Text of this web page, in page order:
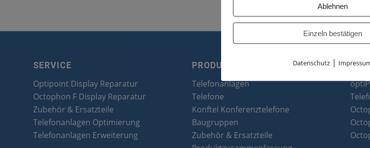
SERVICE
Optipoint Display Reparatur
Octophon F Display Reparatur
Zubehör & Ersatzteile
Telefonanlagen Optimierung
Telefonanlagen Erweiterung
PRODUKTE
Telefonanlagen
Telefone
Konftel Konferenztelefone
Baugruppen
Zubehör & Ersatzteile
Ablehnen
Einzeln bestätigen
Datenschutz |